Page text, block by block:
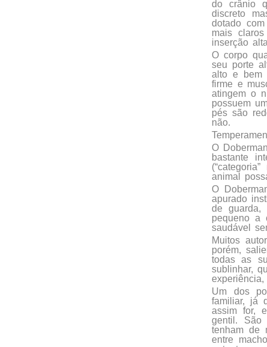
do crânio
discreto
dotado
mais
inserção
O corpo
seu porte
alto e bem
firme e
atingem o
possuem
pés são
não.
O
bastante
animal
O
apurado
de guarda,
pequeno a
saudável
Muitos
porém,
todas as
sublinhar,
Um dos
familiar, já
assim for,
gentil.
tenham de
entre